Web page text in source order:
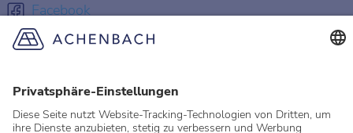
Facebook
Instagram